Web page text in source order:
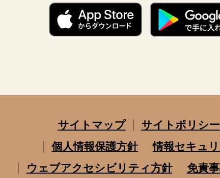
サイトマップ
サイトポリシー
個人情報保護方針
情報セキュ
ウェブアクセシビリティ方針
免責